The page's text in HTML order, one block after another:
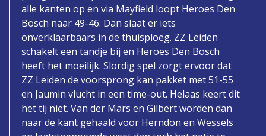
alle kanten op en via Mayfield loopt Heroes Den
Bosch naar 49-46. Dan slaat er iets
onverklaarbaars in de thuisploeg. ZZ Leiden
schakelt een tandje bij en Heroes Den Bosch
heeft het moeilijk. Slordig spel zorgt ervoor dat
ZZ Leiden de voorsprong kan pakket met 51-55
en Jaumin vlucht in een time-out. Helaas keert dit
het tij niet. Van der Mars en Gilbert worden dan
naar de kant gehaald voor Herndon en Wessels